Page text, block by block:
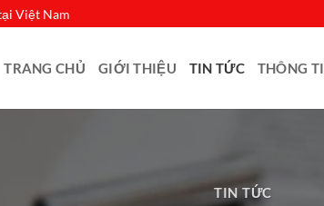
Việt Nam
TRANG CHỦ GIỚI THIỆU TIN TỨC THÔNG
TIN TỨC